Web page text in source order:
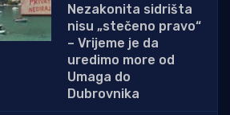
Nezakonita sidrišta
nisu „stečeno pravo“
– Vrijeme je da
uredimo more od
Umaga do
Dubrovnika